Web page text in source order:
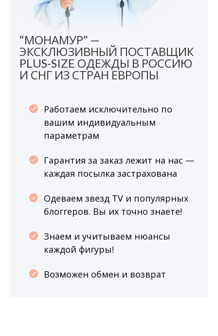
“МОНАМУР” —
ЭКСКЛЮЗИВНЫЙ ПОСТАВЩИК
PLUS-SIZE ОДЕЖДЫ В РОССИЮ
И СНГ ИЗ СТРАН ЕВРОПЫ
Работаем исключительно по
вашим индивидуальным
параметрам
Гарантия за заказ лежит на нас —
каждая посылка застрахована
Одеваем звезд TV и популярных
блоггеров. Вы их точно знаете!
Знаем и учитываем нюансы
каждой фигуры!
Возможен обмен и возврат